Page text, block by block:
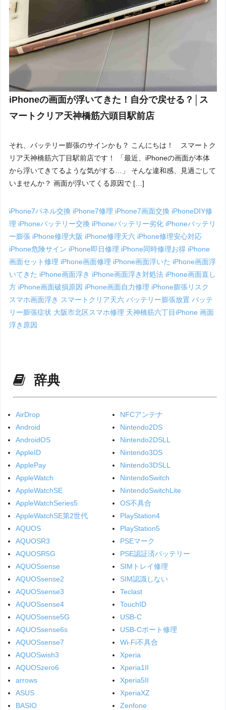
iPhoneの画面が浮いてきた！自分で戻せる？│ス
マートクリア天神橋筋六頭目駅前店
それ、バッテリー膨張のサインかも？ こんにちは！ スマートク
リア天神橋筋六丁目駅前店です！ 「最近、iPhoneの画面が本体
から浮いてきてるような気がする…」 そんな違和感、見過ごして
いませんか？ 画面が浮いてくる原因で […]
iPhone7パネル交換 iPhone7修理 iPhone7画面交換 iPhoneDIY修
理 iPhoneバッテリー交換 iPhoneバッテリー劣化 iPhoneバッテリ
ー膨張 iPhone修理大阪 iPhone修理天六 iPhone修理安心対応
iPhone危険サイン iPhone即日修理 iPhone同時修理お得 iPhone
画面セット修理 iPhone画面修理 iPhone画面浮いた iPhone画面浮
いてきた iPhone画面浮き iPhone画面浮き対処法 iPhone画面直し
方 iPhone画面破損原因 iPhone画面自力修理 iPhone膨張リスク
スマホ画面浮き スマートクリア天六バッテリー膨張放置バッテ
リー膨張症状 大阪市北区スマホ修理 天神橋筋六丁目iPhone画面
浮き原因
辞典
AirDrop
Android
AndroidOS
AppleID
ApplePay
AppleWatch
AppleWatchSE
AppleWatchSeries5
AppleWatchSE第2世代
AQUOS
AQUOSR3
AQUOSR5G
AQUOSsense
AQUOSsense2
AQUOSsense3
AQUOSsense4
AQUOSsense5G
AQUOSsense6s
AQUOSsense7
AQUOSwish3
AQUOSzero6
arrows
ASUS
BASIO
NFCアンテナ
Nintendo2DS
Nintendo2DSLL
Nintendo3DS
Nintendo3DSLL
NintendoSwitch
NintendoSwitchLite
OS不具合
PlayStation4
PlayStation5
PSEマーク
PSE認証済バッテリー
SIMトレイ修理
SIM認識しない
Teclast
TouchID
USB-C
USB-Cポート修理
Wi-Fi不具合
Xperia
Xperia1II
Xperia5II
XperiaXZ
Zenfone